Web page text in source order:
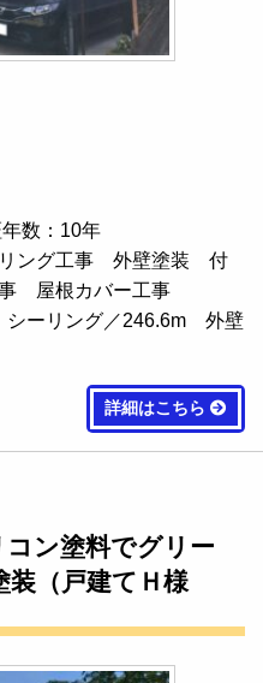
数：10年
ング工事 外壁塗装 付
屋根カバー工事
ーリング／246.6m 外壁
詳細はこちら
コン塗料でグリー
装（戸建てＨ様